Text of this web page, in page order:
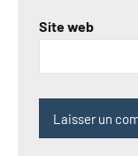
Site web